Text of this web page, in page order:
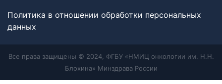
Политика в отношении обработки персональных
данных
Все права защищены © 2024, ФГБУ «НМИЦ онкологии им. Н.Н.
Блохина» Минздрава России